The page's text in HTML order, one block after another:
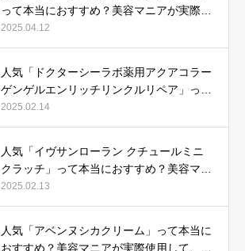
って本当におすすめ？美容マニアが実際使
用して口コミを検証！
2025.04.12
人気「ドクターシーラボ薬用アクアコラー
ゲンゲルエンリッチリンクルリペア」って
本当におすすめ？美容マニアが実際使用し
て口コミを検証
2025.02.14
人気「イヴサンローラン クチュールミニ
クラッチ」って本当におすすめ？美容マニ
アが実際使用して口コミを検証！
2025.02.13
人気「アベンヌシカクリーム」って本当に
おすすめ？美容マニアが実際使用して、口